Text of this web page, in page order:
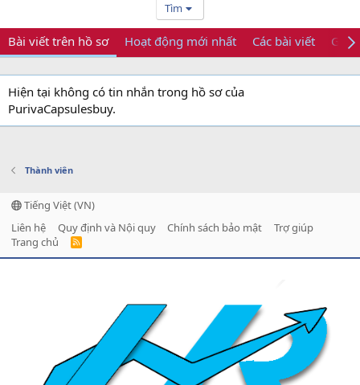
Tìm
Bài viết trên hồ sơ Hoạt động mới nhất Các bài viết Giới
Hiện tại không có tin nhắn trong hồ sơ của
PurivaCapsulesbuy.
Thành viên
Tiếng Việt (VN)
Liên hệ
Quy định và Nội quy Chính sách bảo mật
Trợ giúp
Trang chủ
R